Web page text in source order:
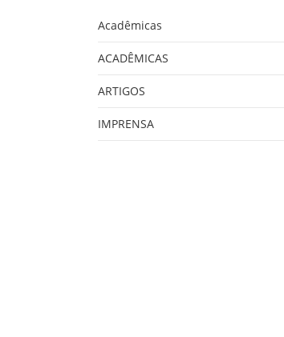
Acadêmicas
ACADÊMICAS
ARTIGOS
IMPRENSA